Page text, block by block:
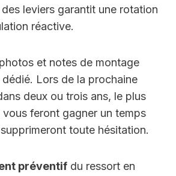
des leviers garantit une rotation
réactive.
et notes de montage
Lors de la prochaine
deux ou trois ans, le plus
feront gagner un temps
toute hésitation.
préventif du ressort en